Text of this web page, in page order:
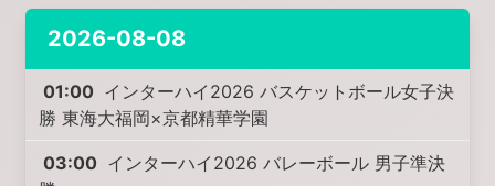
2026-08-08
01:00 インターハイ2026 バスケットボール女子決
勝 東海大福岡×京都精華学園
03:00 インターハイ2026 バレーボール 男子準決